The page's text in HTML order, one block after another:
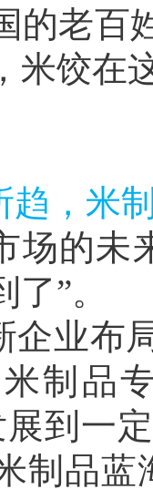
的老百
米饺在
趋，米
场的未
”。
企业布
制品
到一
制品